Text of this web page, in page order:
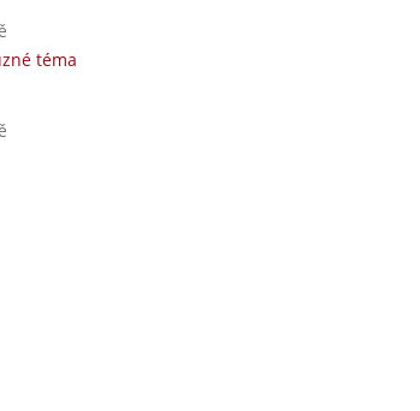
téma